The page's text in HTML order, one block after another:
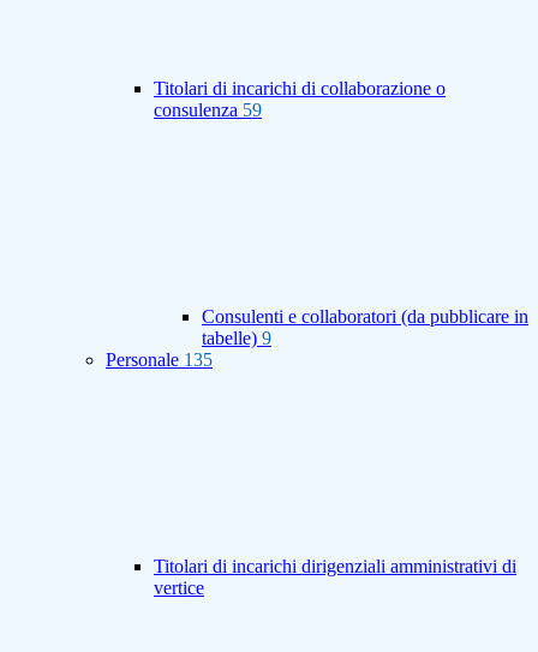
Titolari di incarichi di collaborazione o
consulenza 59
Consulenti e collaboratori (da pubblicare in
tabelle) 9
Personale 135
Titolari di incarichi dirigenziali amministrativi di
vertice